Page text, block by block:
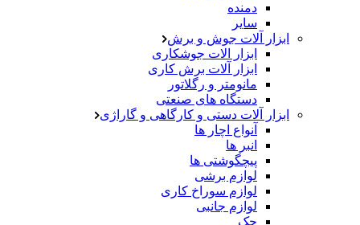
دمنده
سایر
ابزار آلات جوش و برش
ابزار الات جوشکاری
ابزار آلات برش کاری
مانومتر و رگلاتور
دستگاه های صنعتی
ابزار آلات دستی و کارگاهی و گاراژی
آنواع اچار ها
انبر ها
پیچگوشتی ها
لوازم برشی
لوازم سوراخ کاری
لوازم جانبی
جک